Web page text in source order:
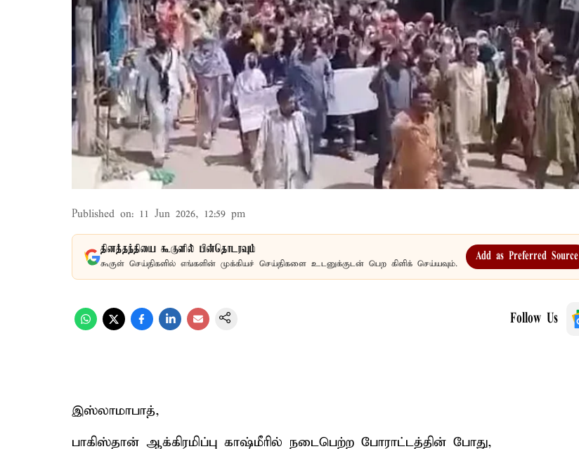
Published on: 11 Jun 2026, 12:59 pm
தினத்தந்தியை கூகுளில் பின்தொடரவும்
கூகுள் செய்திகளில் எங்களின் முக்கியச் செய்திகளை உடனுக்குடன் பெற கிளிக் செய்யவும்.
Add as Preferred Source
Follow Us
இஸ்லாமாபாத்,
பாகிஸ்தான் ஆக்கிரமிப்பு காஷ்மீரில் நடைபெற்ற போராட்டத்தின் போது,